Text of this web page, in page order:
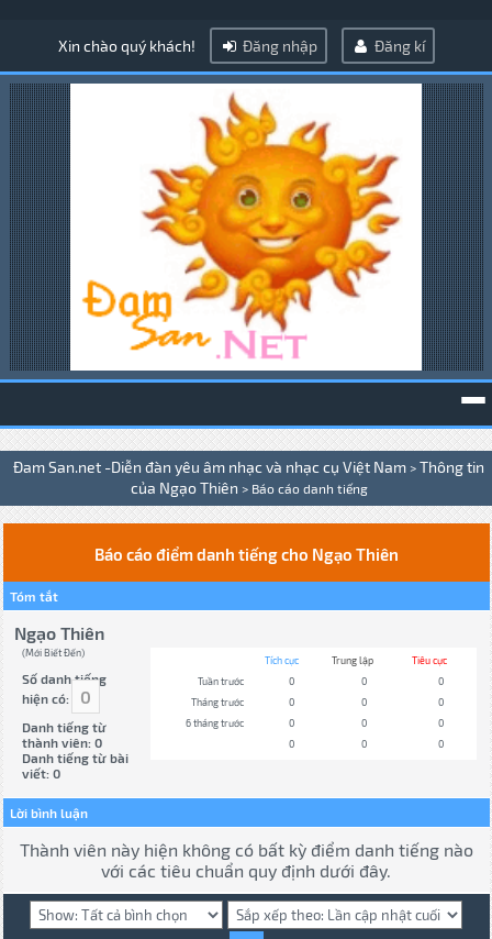
Xin chào quý khách! Đăng nhập Đăng kí
Đam San.net -Diễn đàn yêu âm nhạc và nhạc cụ Việt Nam > Thông tin
của Ngạo Thiên > Báo cáo danh tiếng
Báo cáo điểm danh tiếng cho Ngạo Thiên
Tóm tắt
Ngạo Thiên
(Mới Biết Đến)
Số danh tiếng
hiện có:
0
Danh tiếng từ
thành viên: 0
Danh tiếng từ bài
viết: 0
Tích cực Trung lập
Tiêu cực
Tuần trước
0 0
0
Tháng trước
0 0
0
6 tháng trước
0 0
0
0
0 0
Lời bình luận
Thành viên này hiện không có bất kỳ điểm danh tiếng nào
với các tiêu chuẩn quy định dưới đây.